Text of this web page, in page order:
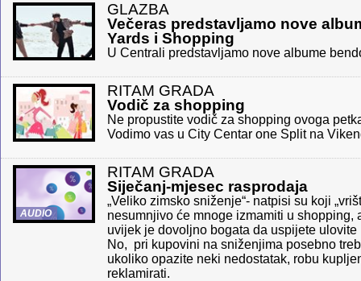
GLAZBA
Večeras predstavljamo nove
Yards i Shopping
U Centrali predstavljamo nove albume
RITAM GRADA
Vodič za shopping
Ne propustite vodič za shopping ovoga
Vodimo vas u City Centar one Split na
AUDIO
RITAM GRADA
Siječanj-mjesec rasprodaja
„Veliko zimsko sniženje“- natpisi su koji
nesumnjivo će mnoge izmamiti u shopping,
uvijek je dovoljno bogata da uspijete ulovite
No, pri kupovini na sniženjima posebno
ukoliko opazite neki nedostatak, robu
reklamirati.